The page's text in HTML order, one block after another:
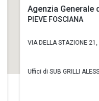
Agenzia Generale
PIEVE FOSCIANA
VIA DELLA STAZIONE
Uffici di SUB GRILLI